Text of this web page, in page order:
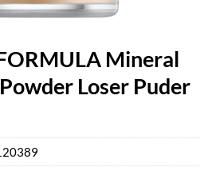
Mineral
Loser Puder